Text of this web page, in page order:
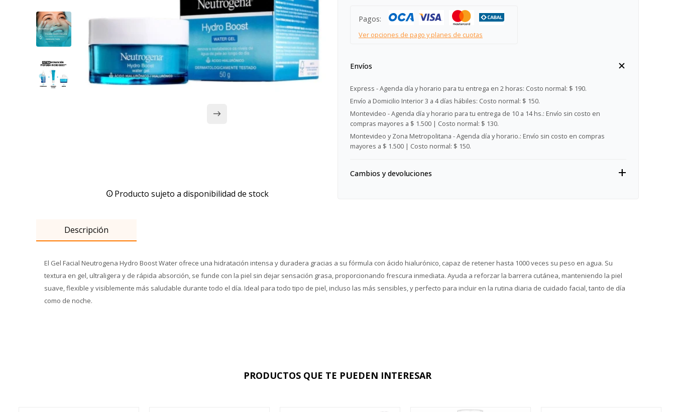
Producto sujeto a disponibilidad de stock
Pagos:
Ver opciones de pago y planes de cuotas
Envíos
Express - Agenda día y horario para tu entrega en 2 horas: Costo normal: $ 190.
Envío a Domicilio Interior 3 a 4 días hábiles: Costo normal: $ 150.
Montevideo - Agenda día y horario para tu entrega de 10 a 14 hs.: Envío sin costo en
compras mayores a $ 1.500 | Costo normal: $ 130.
Montevideo y Zona Metropolitana - Agenda día y horario.: Envío sin costo en compras
mayores a $ 1.500 | Costo normal: $ 150.
Cambios y devoluciones
Descripción
El Gel Facial Neutrogena Hydro Boost Water ofrece una hidratación intensa y duradera gracias a su fórmula con ácido hialurónico, capaz de retener hasta 1000 veces su peso en agua. Su
textura en gel, ultraligera y de rápida absorción, se funde con la piel sin dejar sensación grasa, proporcionando frescura inmediata. Ayuda a reforzar la barrera cutánea, manteniendo la piel
suave, flexible y visiblemente más saludable durante todo el día. Ideal para todo tipo de piel, incluso las más sensibles, y perfecto para incluir en la rutina diaria de cuidado facial, tanto de día
como de noche.
PRODUCTOS QUE TE PUEDEN INTERESAR